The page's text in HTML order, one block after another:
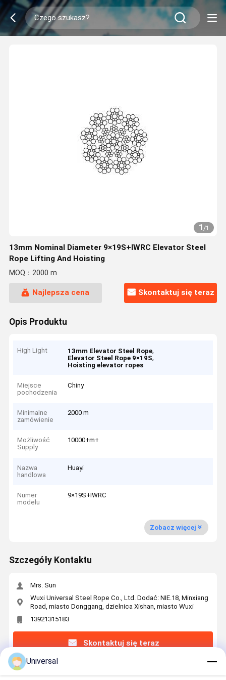
1/1
13mm Nominal Diameter 9×19S+IWRC Elevator Steel
Rope Lifting And Hoisting
MOQ：2000 m
Najlepsza cena Skontaktuj się teraz
Opis Produktu
High Light 13mm Elevator Steel Rope,
Elevator Steel Rope 9×19S,
Hoisting elevator ropes
Miejsce
pochodzenia
Chiny
Minimalne
zamówienie
2000 m
Możliwość
Supply
10000+m+
Nazwa
handlowa
Huayi
Numer
modelu
9×19S+IWRC
Zobacz więcej
Szczegóły Kontaktu
Mrs. Sun
Wuxi Universal Steel Rope Co., Ltd. Dodać: NIE.18, Minxiang
Road, miasto Donggang, dzielnica Xishan, miasto Wuxi
13921315183
Skontaktuj się teraz
Universal